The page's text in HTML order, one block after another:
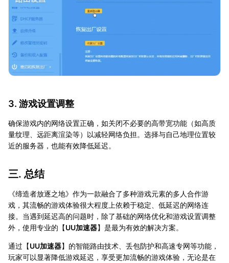
3. 游戏设置调整
确保游戏内的网络设置正确，如关闭不必要的高带宽功能（如高质
量纹理、远距离渲染等）以减轻网络负担。选择与自己地理位置较
近的服务器，也能有效降低延迟。
三. 总结
《缔造者放逐之地》作为一款融合了多种游戏元素的多人合作游
戏，其流畅的游戏体验很大程度上依赖于稳定、低延迟的网络连
接。当遇到延迟高的问题时，除了基础的网络优化和游戏设置调整
外，使用专业的【UU加速器】是最为有效的解决方案。
通过【UU加速器】的智能路由技术、丢包防护和高速专网等功能，
玩家可以显著降低游戏延迟，享受更加流畅的游戏体验，无论是在